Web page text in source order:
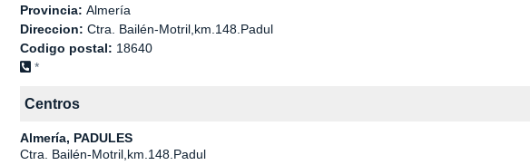
Provincia: Almería
Direccion: Ctra. Bailén-Motril,km.148.Padul
Codigo postal: 18640
*
Centros
Almería, PADULES
Ctra. Bailén-Motril,km.148.Padul